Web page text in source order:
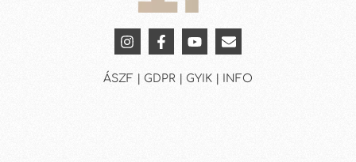
ÁSZF | GDPR | GYIK | INFO